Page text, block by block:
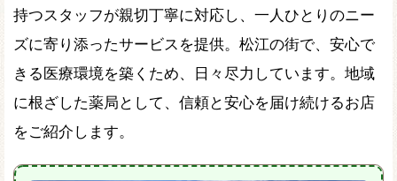
持つスタッフが親切丁寧に対応し、一人ひとりのニー
ズに寄り添ったサービスを提供。松江の街で、安心で
きる医療環境を築くため、日々尽力しています。地域
に根ざした薬局として、信頼と安心を届け続けるお店
をご紹介します。